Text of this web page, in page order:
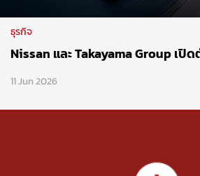
ธุรกิจ
Nissan และ Takayama Group เปิด
11 Jun 2026